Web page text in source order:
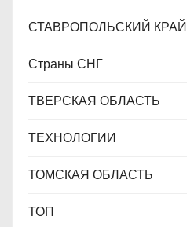
СТАВРОПОЛЬСКИЙ КРАЙ
Страны СНГ
ТВЕРСКАЯ ОБЛАСТЬ
ТЕХНОЛОГИИ
ТОМСКАЯ ОБЛАСТЬ
ТОП